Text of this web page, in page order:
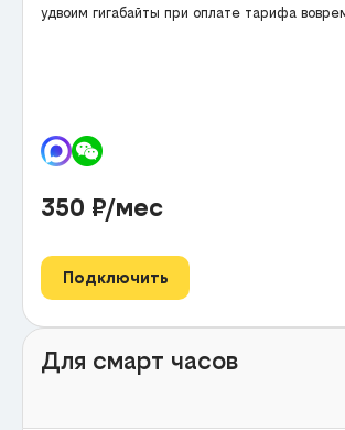
удвоим гигабайты при оплате тарифа
350 ₽/мес
Подключить
Для смарт часов